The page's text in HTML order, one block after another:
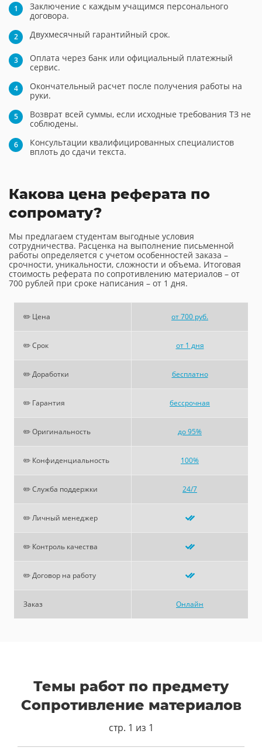
Заключение с каждым учащимся персонального
договора.
Двухмесячный гарантийный срок.
Оплата через банк или официальный платежный
сервис.
Окончательный расчет после получения работы на
руки.
Возврат всей суммы, если исходные требования ТЗ не
соблюдены.
Консультации квалифицированных специалистов
вплоть до сдачи текста.
Какова цена реферата по
сопромату?
Мы предлагаем студентам выгодные условия
сотрудничества. Расценка на выполнение письменной
работы определяется с учетом особенностей заказа –
срочности, уникальности, сложности и объема. Итоговая
стоимость реферата по сопротивлению материалов – от
700 рублей при сроке написания – от 1 дня.
✏️ Цена от 700 руб.
✏️ Срок от 1 дня
✏️ Доработки бесплатно
✏️ Гарантия бессрочная
✏️ Оригинальность до 95%
✏️ Конфиденциальность 100%
✏️ Служба поддержки 24/7
✏️ Личный менеджер
✏️ Контроль качества
✏️ Договор на работу
Заказ Онлайн
Темы работ по предмету
Сопротивление материалов
стр. 1 из 1